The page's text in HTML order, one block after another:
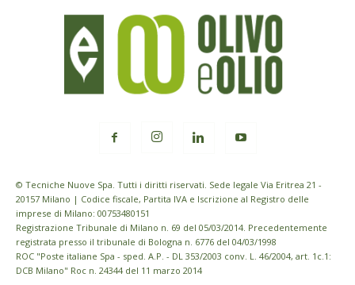
© Tecniche Nuove Spa. Tutti i diritti riservati. Sede legale Via Eritrea 21 -
20157 Milano | Codice fiscale, Partita IVA e Iscrizione al Registro delle
imprese di Milano: 00753480151
Registrazione Tribunale di Milano n. 69 del 05/03/2014. Precedentemente
registrata presso il tribunale di Bologna n. 6776 del 04/03/1998
ROC "Poste italiane Spa - sped. A.P. - DL 353/2003 conv. L. 46/2004, art. 1c.1:
DCB Milano" Roc n. 24344 del 11 marzo 2014